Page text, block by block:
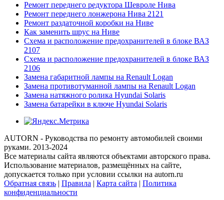
Ремонт переднего редуктора Шевроле Нива
Ремонт переднего лонжерона Нива 2121
Ремонт раздаточной коробки на Ниве
Как заменить шрус на Ниве
Схема и расположение предохранителей в блоке ВАЗ
2107
Схема и расположение предохранителей в блоке ВАЗ
2106
Замена габаритной лампы на Renault Logan
Замена противотуманной лампы на Renault Logan
Замена натяжного ролика Hyundai Solaris
Замена батарейки в ключе Hyundai Solaris
AUTORN - Руководства по ремонту автомобилей своими
руками. 2013-2024
Все материалы сайта являются объектами авторского права.
Использование материалов, размещённых на сайте,
допускается только при условии ссылки на autorn.ru
Обратная связь | Правила | Карта сайта | Политика
конфиденциальности